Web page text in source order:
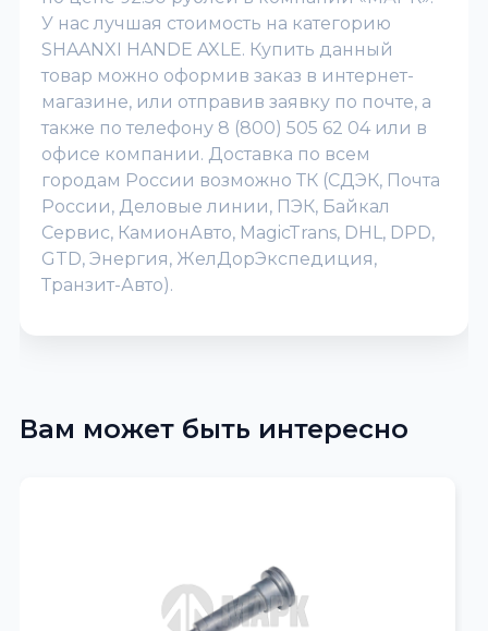
У нас лучшая стоимость на категорию
SHAANXI HANDE AXLE. Купить данный
товар можно оформив заказ в интернет-
магазине, или отправив заявку по почте, а
также по телефону 8 (800) 505 62 04 или в
офисе компании. Доставка по всем
городам России возможно ТК (СДЭК, Почта
России, Деловые линии, ПЭК, Байкал
Сервис, КамионАвто, MagicTrans, DHL, DPD,
GTD, Энергия, ЖелДорЭкспедиция,
Транзит-Авто).
Вам может быть интересно